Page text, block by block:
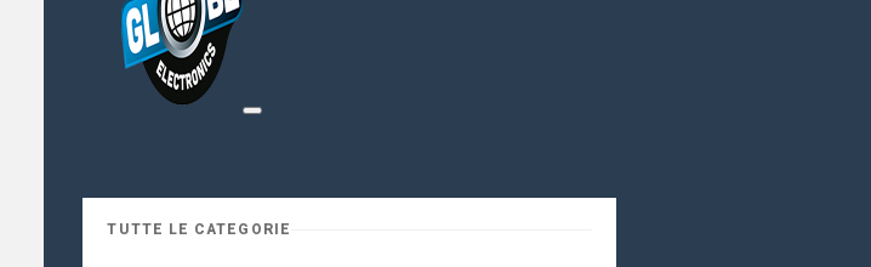
TUTTE LE CATEGORIE